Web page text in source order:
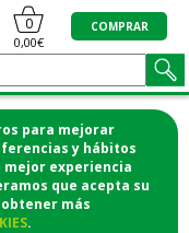
para mejorar
y hábitos
mejor experiencia
que acepta su
obtener más
.
0
0,00€
COMPRAR
CASA Y RECOGE
a casa